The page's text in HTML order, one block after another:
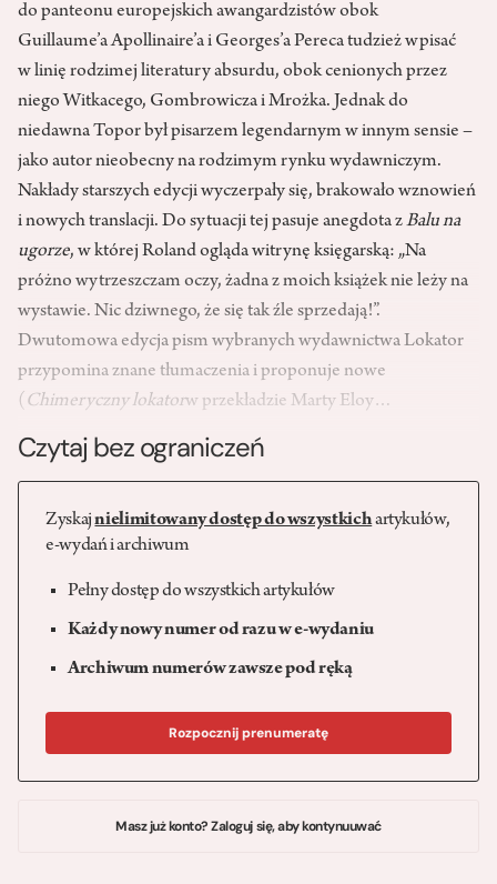
do panteonu europejskich awangardzistów obok
Guillaume’a Apollinaire’a i Georges’a Pereca tudzież wpisać
w linię rodzimej literatury absurdu, obok cenionych przez
niego Witkacego, Gombrowicza i Mrożka. Jednak do
niedawna Topor był pisarzem legendarnym w innym sensie –
jako autor nieobecny na rodzimym rynku wydawniczym.
Nakłady starszych edycji wyczerpały się, brakowało wznowień
i nowych translacji. Do sytuacji tej pasuje anegdota zBalu na
ugorze, w której Roland ogląda witrynę księgarską: „Na
próżno wytrzeszczam oczy, żadna z moich książek nie leży na
wystawie. Nic dziwnego, że się tak źle sprzedają!”.
Dwutomowa edycja pism wybranych wydawnictwa Lokator
przypomina znane tłumaczenia i proponuje nowe
( Chimeryczny lokatorw przekładzie Marty Eloy…
Czytaj bez ograniczeń
Zyskajnielimitowany dostęp do wszystkichartykułów,
e-wydań i archiwum
Pełny dostęp do wszystkich artykułów
Każdy nowy numer od razu w e-wydaniu
Archiwum numerów zawsze pod ręką
Rozpocznij prenumeratę
Masz już konto? Zaloguj się, aby kontynuuwać